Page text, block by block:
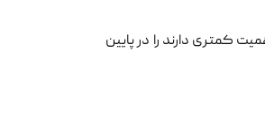
کمتری دارند را در پایین